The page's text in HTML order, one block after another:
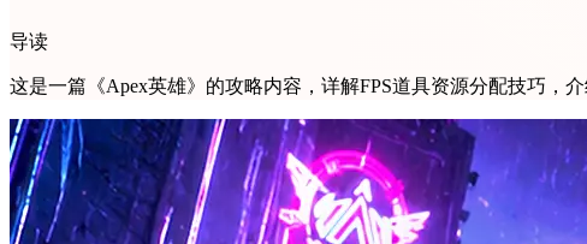
导读
这是一篇《Apex英雄》的攻略内容，详解FPS道具资源分配技巧，